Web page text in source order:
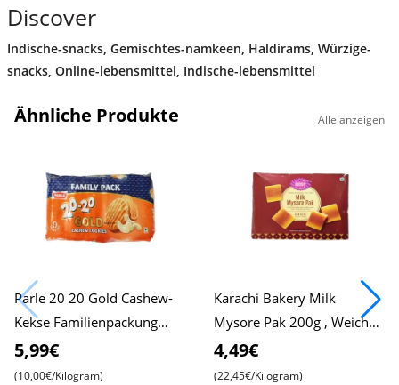
Discover
Indische-snacks, Gemischtes-namkeen, Haldirams, Würzige-
snacks, Online-lebensmittel, Indische-lebensmittel
Ähnliche Produkte Alle anzeigen
Parle 20 20 Gold Cashew-
Kekse Familienpackung
600g , Reichhaltig und
Knusprig , Perfekter Snack
5,99€
(10,00€/Kilogram)
Karachi Bakery Milk
Mysore Pak 200g , Weiches
und reichhaltiges indisches
Süß , Authentischer
4,49€
(22,45€/Kilogram)